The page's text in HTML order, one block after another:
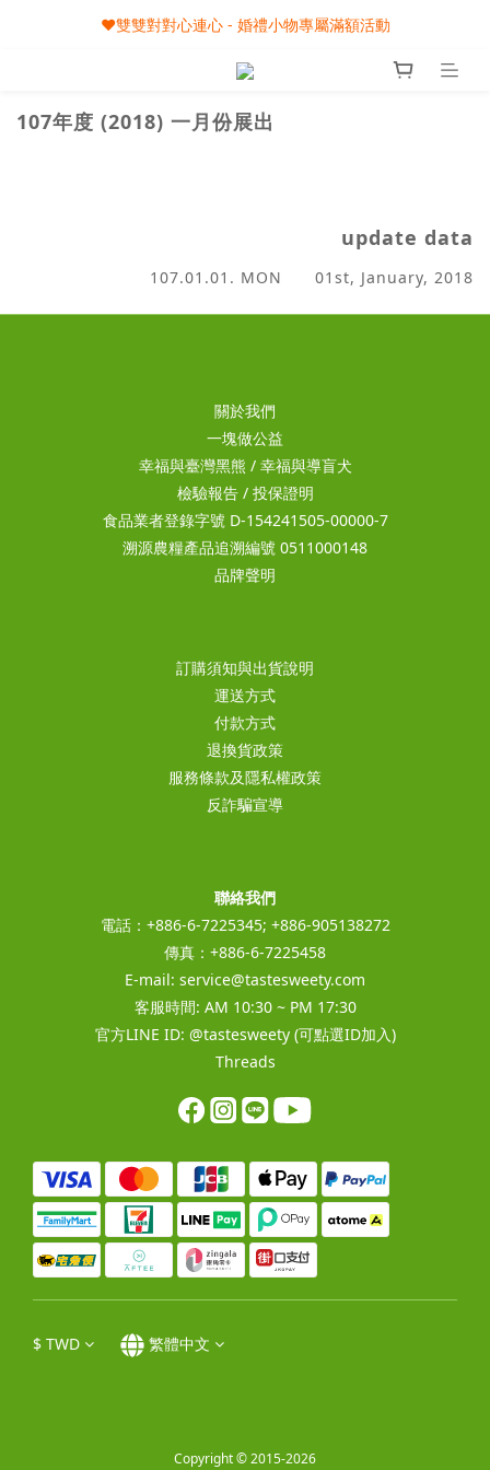
🎀08/01-09/30 秋節月圓家家慶- 滿額即享專屬小禮
❤️雙雙對對心連心 - 婚禮小物專屬滿額活動
🎀08/01-09/30 秋節月圓家家慶- 滿額即享專屬小禮
107年度 (2018) 一月份展出
update data
107.01.01. MON 01st, January, 2018
關於我們
一塊做公益
幸福與臺灣黑熊 / 幸福與導盲犬
檢驗報告/ 投保證明
食品業者登錄字號 D-154241505-00000-7
溯源農糧產品追溯編號 0511000148
品牌聲明
訂購須知與出貨說明
運送方式
付款方式
退換貨政策
服務條款及隱私權政策
反詐騙宣導
聯絡我們
電話：+886-6-7225345; +886-905138272
傳真：+886-6-7225458
E-mail: service@tastesweety.com
客服時間: AM 10:30 ~ PM 17:30
官方LINE ID: @tastesweety(可點選ID加入)
Threads
$ TWD 繁體中文
Copyright © 2015-2026